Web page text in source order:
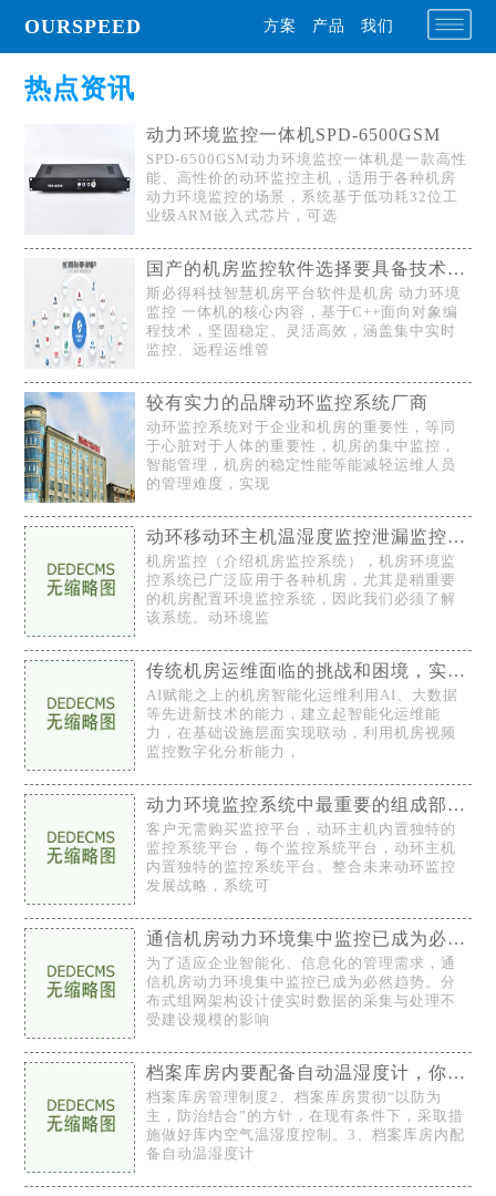
OURSPEED 方案 产品 我们
热点资讯
动力环境监控一体机SPD-6500GSM
SPD-6500GSM动力环境监控一体机是一款高性
能、高性价的动环监控主机，适用于各种机房
动力环境监控的场景，系统基于低功耗32位工
业级ARM嵌入式芯片，可选
国产的机房监控软件选择要具备技术研发的厂家
斯必得科技智慧机房平台软件是机房 动力环境
监控 一体机的核心内容，基于C++面向对象编
程技术，坚固稳定、灵活高效，涵盖集中实时
监控、远程运维管
较有实力的品牌动环监控系统厂商
动环监控系统对于企业和机房的重要性，等同
于心脏对于人体的重要性，机房的集中监控，
智能管理，机房的稳定性能等能减轻运维人员
的管理难度，实现
动环移动环主机温湿度监控泄漏监控门禁监控系统的应用
机房监控（介绍机房监控系统），机房环境监
控系统已广泛应用于各种机房，尤其是稍重要
的机房配置环境监控系统，因此我们必须了解
该系统。动环境监
传统机房运维面临的挑战和困境，实现机房智能化运维
AI赋能之上的机房智能化运维利用AI、大数据
等先进新技术的能力，建立起智能化运维能
力，在基础设施层面实现联动，利用机房视频
监控数字化分析能力，
动力环境监控系统中最重要的组成部分在各个地方都很重要
客户无需购买监控平台，动环主机内置独特的
监控系统平台，每个监控系统平台，动环主机
内置独特的监控系统平台。整合未来动环监控
发展战略，系统可
通信机房动力环境集中监控已成为必然趋势
为了适应企业智能化、信息化的管理需求，通
信机房动力环境集中监控已成为必然趋势。分
布式组网架构设计使实时数据的采集与处理不
受建设规模的影响
档案库房内要配备自动温湿度计，你知道吗？！
档案库房管理制度2、档案库房贯彻“以防为
主，防治结合”的方针，在现有条件下，采取措
施做好库内空气温湿度控制。3、档案库房内配
备自动温湿度计